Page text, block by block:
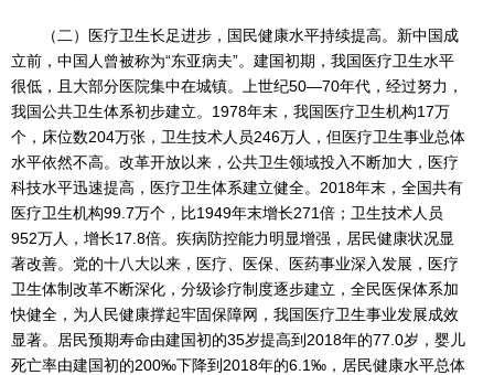
（二）医疗卫生长足进步，国民健康水平持续提高。新中国成
立前，中国人曾被称为“东亚病夫”。建国初期，我国医疗卫生水平
很低，且大部分医院集中在城镇。上世纪50—70年代，经过努力，
我国公共卫生体系初步建立。1978年末，我国医疗卫生机构17万
个，床位数204万张，卫生技术人员246万人，但医疗卫生事业总体
水平依然不高。改革开放以来，公共卫生领域投入不断加大，医疗
科技水平迅速提高，医疗卫生体系建立健全。2018年末，全国共有
医疗卫生机构99.7万个，比1949年末增长271倍；卫生技术人员
952万人，增长17.8倍。疾病防控能力明显增强，居民健康状况显
著改善。党的十八大以来，医疗、医保、医药事业深入发展，医疗
卫生体制改革不断深化，分级诊疗制度逐步建立，全民医保体系加
快健全，为人民健康撑起牢固保障网，我国医疗卫生事业发展成效
显著。居民预期寿命由建国初的35岁提高到2018年的77.0岁，婴儿
死亡率由建国初的200‰下降到2018年的6.1‰，居民健康水平总体